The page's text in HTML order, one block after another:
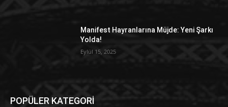
Manifest Hayranlarına Müjde: Yeni Şarkı
Yolda!
Eylül 15, 2025
POPÜLER KATEGORİ